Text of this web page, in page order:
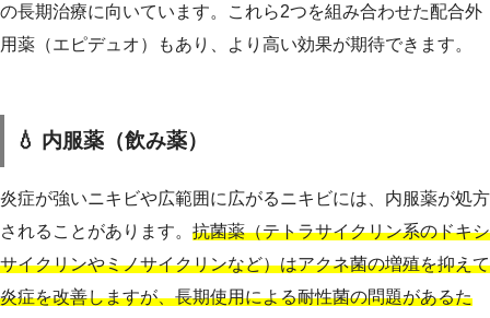
の長期治療に向いています。これら2つを組み合わせた配合外
用薬（エピデュオ）もあり、より高い効果が期待できます。
💧 内服薬（飲み薬）
炎症が強いニキビや広範囲に広がるニキビには、内服薬が処方
されることがあります。 抗菌薬（テトラサイクリン系のドキシ
サイクリンやミノサイクリンなど）はアクネ菌の増殖を抑えて
炎症を改善しますが、長期使用による耐性菌の問題があるた